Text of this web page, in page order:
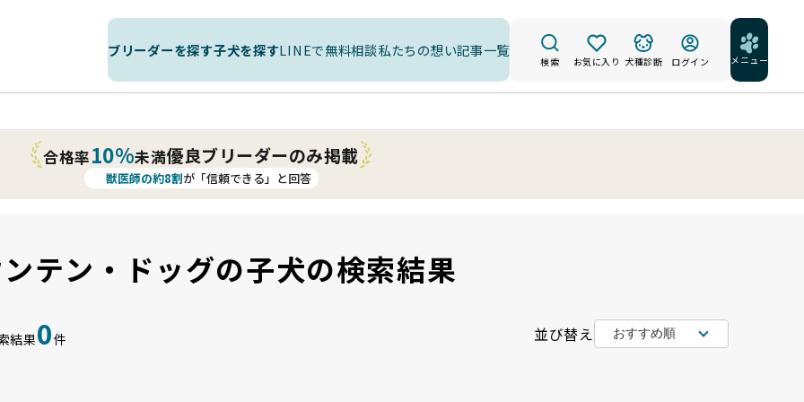
ブリーダーを探す子犬を探すLINEで無料相談私たちの想い記事一覧
検索 お気に入り 犬種診断 ログイン メニュー
合格率10%未満優良ブリーダーのみ掲載
獣医師の約8割が「信頼できる」と回答
テン・ドッグの子犬の検索結果
結果0件 並び替え